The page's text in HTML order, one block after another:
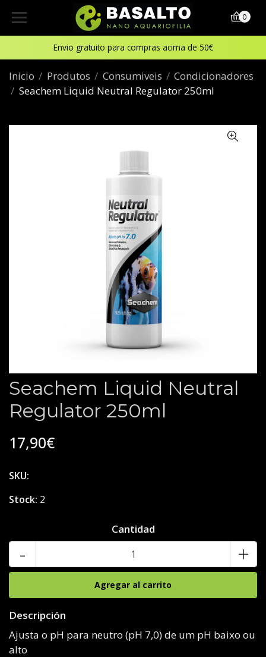
Envio gratuito para compras acima de 50€
0
Inicio Produtos Consumiveis
Condicionadores
Seachem Liquid Neutral Regulator 250ml
Seachem Liquid Neutral
Regulator 250ml
17,90€
SKU:
Stock: 2
Cantidad
- +
Descripción
Ajusta o pH para neutro (pH 7,0) de um pH baixo ou
alto